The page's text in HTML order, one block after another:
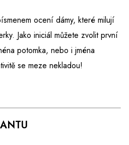
ocení dámy, které milují
Jako iniciál můžete zvolit první
potomka, nebo i jména
se meze nekladou!